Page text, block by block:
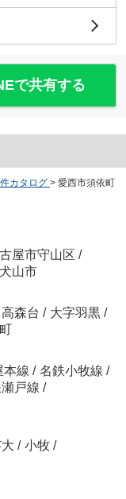
で共有する
カタログ > 愛西市須依町
屋市守山区 /
犬山市
高森台 / 大字羽黒 /
本線 / 名鉄小牧線 /
戸線 /
/ 小牧 /